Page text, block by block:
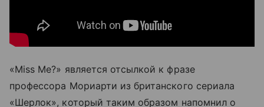
«Miss Me?» является отсылкой к фразе
профессора Мориарти из британского сериала
«Шерлок», который таким образом напомнил о